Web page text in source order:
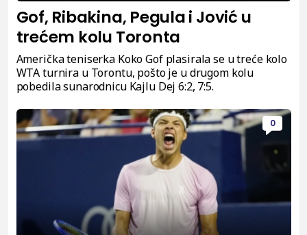
Gof, Ribakina, Pegula i Jović u
trećem kolu Toronta
Američka teniserka Koko Gof plasirala se u treće kolo
WTA turnira u Torontu, pošto je u drugom kolu
pobedila sunarodnicu Kajlu Dej 6:2, 7:5.
0